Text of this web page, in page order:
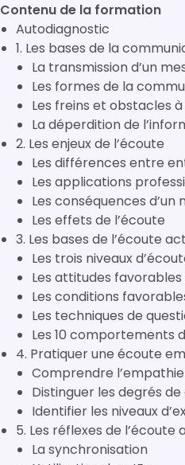
Contenu de la formation
Autodiagnostic
1. Les bases de la
La transmission d’un
Les formes de la
Les freins et obstacles à
La déperdition de
2. Les enjeux de l’écoute
Les différences entre
Les applications
Les conséquences d’un
Les effets de l’écoute
3. Les bases de l’écoute
Les trois niveaux
Les attitudes favorables
Les conditions
Les techniques de
Les 10 comportements
4. Pratiquer une écoute
Comprendre
Distinguer les degrés
Identifier les niveaux
5. Les réflexes de l’écoute
La synchronisation